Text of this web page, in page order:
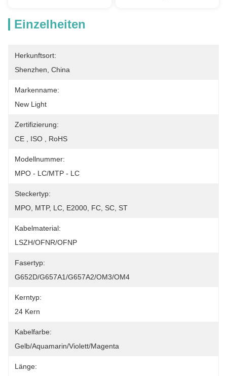
Einzelheiten
Herkunftsort:
Shenzhen, China
Markenname:
New Light
Zertifizierung:
CE , ISO , RoHS
Modellnummer:
MPO - LC/MTP - LC
Steckertyp:
MPO, MTP, LC, E2000, FC, SC, ST
Kabelmaterial:
LSZH/OFNR/OFNP
Fasertyp:
G652D/G657A1/G657A2/OM3/OM4
Kerntyp:
24 Kern
Kabelfarbe:
Gelb/Aquamarin/Violett/Magenta
Länge: